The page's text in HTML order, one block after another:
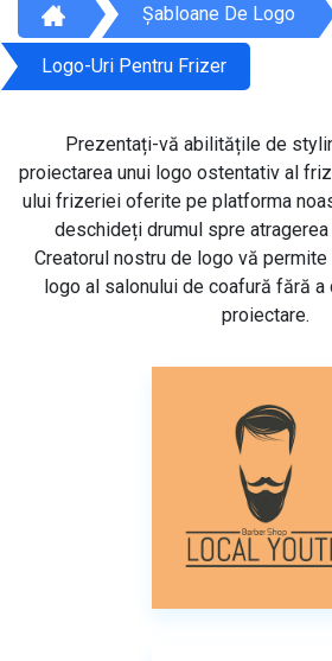
Șabloane De Logo
Logo-Uri Pentru Frizer
Prezentați-vă abilitățile de
proiectarea unui logo ostentativ al
ului frizeriei oferite pe platforma
deschideți drumul spre
Creatorul nostru de logo vă
logo al salonului de coafură fără
proiectare.